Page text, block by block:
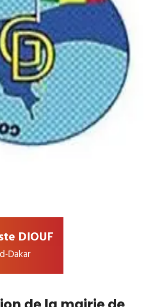
DIOUF
Dakar